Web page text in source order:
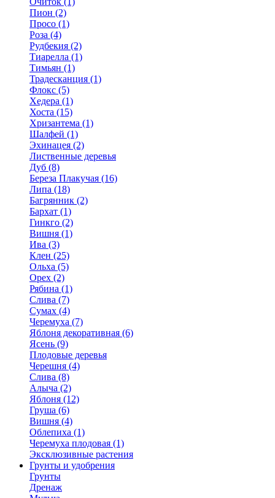
Пион (2)
Просо (1)
Роза (4)
Рудбекия (2)
Тиарелла (1)
Тимьян (1)
Традесканция (1)
Флокс (5)
Хедера (1)
Хоста (15)
Хризантема (1)
Шалфей (1)
Эхинацея (2)
Лиственные деревья
Дуб (8)
Береза Плакучая (16)
Липа (18)
Багрянник (2)
Бархат (1)
Гинкго (2)
Вишня (1)
Ива (3)
Клен (25)
Ольха (5)
Орех (2)
Рябина (1)
Слива (7)
Сумах (4)
Черемуха (7)
Яблоня декоративная (6)
Ясень (9)
Плодовые деревья
Черешня (4)
Слива (8)
Алыча (2)
Яблоня (12)
Груша (6)
Вишня (4)
Облепиха (1)
Черемуха плодовая (1)
Эксклюзивные растения
Грунты и удобрения
Грунты
Дренаж